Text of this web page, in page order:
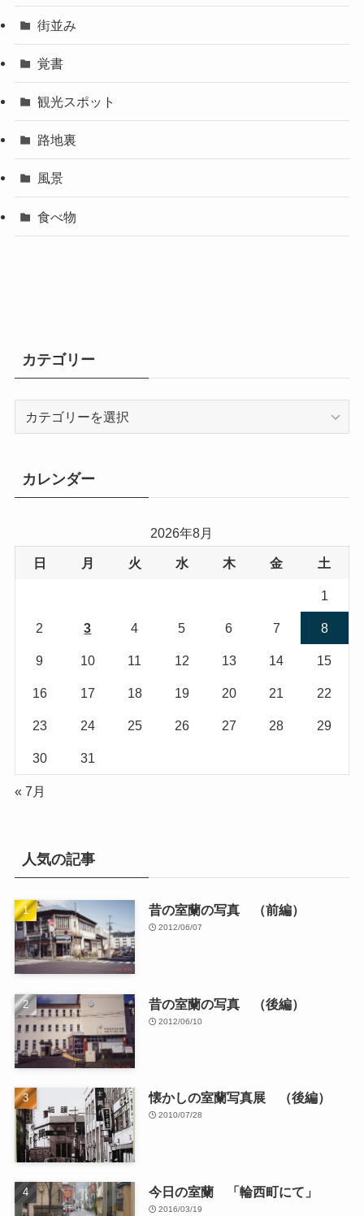
街並み
覚書
観光スポット
路地裏
風景
食べ物
カテゴリー
ー
カレンダー
2026年8月
日 月 火 水 木 金 土
1
2 3 4 5 6 7 8
9 10 11 12 13 14 15
16 17 18 19 20 21 22
23 24 25 26 27 28 29
30 31
« 7月
人気の記事
昔の室蘭の写真 （前編）
2012/06/07
昔の室蘭の写真 （後編）
2012/06/10
懐かしの室蘭写真展 （後編）
2010/07/28
今日の室蘭 「輪西町にて」
2016/03/19